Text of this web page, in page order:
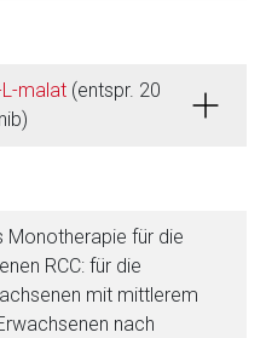
malat (entspr. 20
Monotherapie für die
RCC: für die
mit mittlerem
nach